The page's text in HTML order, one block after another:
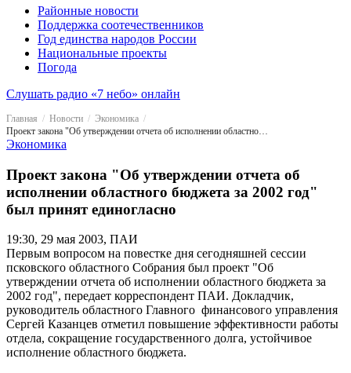
Районные новости
Поддержка соотечественников
Год единства народов России
Национальные проекты
Погода
Слушать радио «7 небо» онлайн
Главная Новости
Экономика
Проект закона "Об утверждении отчета об исполнении областного бюджета за 2002 год" был принят единогласно
Экономика
Проект закона "Об утверждении отчета об
исполнении областного бюджета за 2002 год"
был принят единогласно
19:30, 29 мая 2003, ПАИ
Первым вопросом на повестке дня сегодняшней сессии
псковского областного Собрания был проект "Об
утверждении отчета об исполнении областного бюджета за
2002 год", передает корреспондент ПАИ. Докладчик,
руководитель областного Главного финансового управления
Сергей Казанцев отметил повышение эффективности работы
отдела, сокращение государственного долга, устойчивое
исполнение областного бюджета.